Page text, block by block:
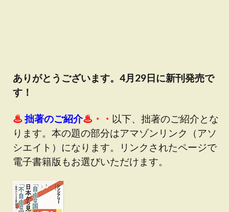
ありがとうございます。4月29日に新刊発売で
す！
♨拙著のご紹介♨・・ 以下、拙著のご紹介とな
ります。 本の題の部分はアマゾンリンク（アソ
シエイト）になります。
リンクされたページで
電子書籍版もお選びいただけます。